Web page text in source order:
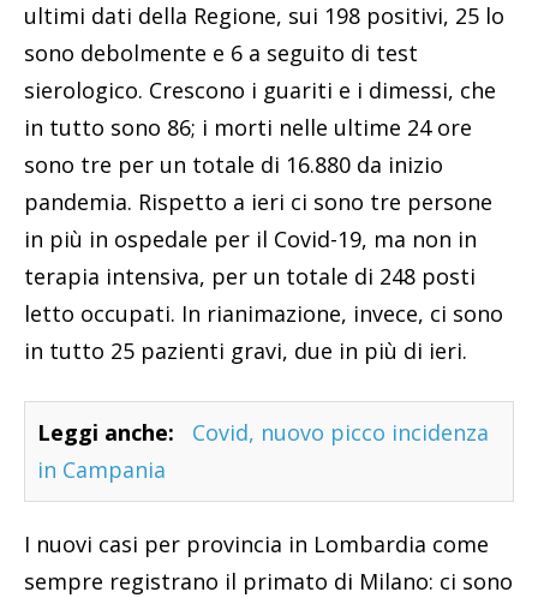
ultimi dati della Regione, sui 198 positivi, 25 lo
sono debolmente e 6 a seguito di test
sierologico. Crescono i guariti e i dimessi, che
in tutto sono 86; i morti nelle ultime 24 ore
sono tre per un totale di 16.880 da inizio
pandemia. Rispetto a ieri ci sono tre persone
in più in ospedale per il Covid-19, ma non in
terapia intensiva, per un totale di 248 posti
letto occupati. In rianimazione, invece, ci sono
in tutto 25 pazienti gravi, due in più di ieri.
Leggi anche:
Covid, nuovo picco incidenza
in Campania
I nuovi casi per provincia in Lombardia come
sempre registrano il primato di Milano: ci sono